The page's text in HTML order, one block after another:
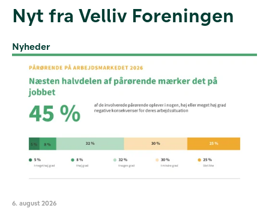
Nyt fra Velliv Foreningen
Nyheder
6. august 2026